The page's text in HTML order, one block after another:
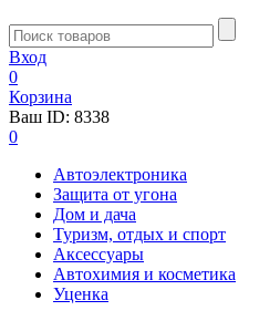
Вход
0
Корзина
Ваш ID: 8338
0
Автоэлектроника
Защита от угона
Дом и дача
Туризм, отдых и спорт
Аксессуары
Автохимия и косметика
Уценка